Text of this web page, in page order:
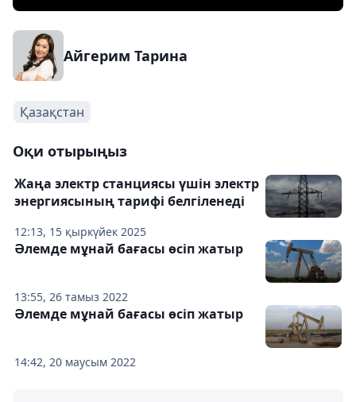
Айгерим Тарина
Қазақстан
Оқи отырыңыз
12:13, 15 қыркүйек 2025
Жаңа электр станциясы үшін электр
энергиясының тарифі белгіленеді
13:55, 26 тамыз 2022
Әлемде мұнай бағасы өсіп жатыр
14:42, 20 маусым 2022
Әлемде мұнай бағасы өсіп жатыр